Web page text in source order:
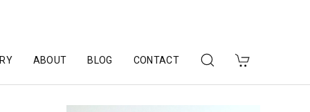
ABOUT BLOG CONTACT